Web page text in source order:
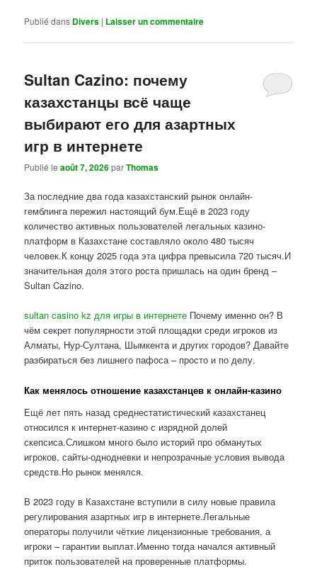
Publié dans Divers | Laisser un commentaire
Sultan Cazino: почему
казахстанцы всё чаще
выбирают его для азартных
игр в интернете
Publié leaoût 7, 2026parThomas
За последние два года казахстанский рынок онлайн-
гемблинга пережил настоящий бум.Ещё в 2023 году
количество активных пользователей легальных казино-
платформ в Казахстане составляло около 480 тысяч
человек.К концу 2025 года эта цифра превысила 720 тысяч.И
значительная доля этого роста пришлась на один бренд –
Sultan Cazino.
sultan casino kz для игры в интернете Почему именно он? В
чём секрет популярности этой площадки среди игроков из
Алматы, Нур-Султана, Шымкента и других городов? Давайте
разбираться без лишнего пафоса – просто и по делу.
Как менялось отношение казахстанцев к онлайн-казино
Ещё лет пять назад среднестатистический казахстанец
относился к интернет-казино с изрядной долей
скепсиса.Слишком много было историй про обманутых
игроков, сайты-однодневки и непрозрачные условия вывода
средств.Но рынок менялся.
В 2023 году в Казахстане вступили в силу новые правила
регулирования азартных игр в интернете.Легальные
операторы получили чёткие лицензионные требования, а
игроки – гарантии выплат.Именно тогда начался активный
приток пользователей на проверенные платформы.